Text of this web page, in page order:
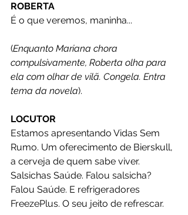
ROBERTA
É o que veremos, maninha...
(Enquanto Mariana chora
compulsivamente, Roberta olha para
ela com olhar de vilã. Congela. Entra
tema da novela).
LOCUTOR
Estamos apresentando Vidas Sem
Rumo. Um oferecimento de Bierskull,
a cerveja de quem sabe viver.
Salsichas Saúde. Falou salsicha?
Falou Saúde. E refrigeradores
FreezePlus. O seu jeito de refrescar.